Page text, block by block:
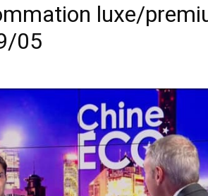
luxe/
05